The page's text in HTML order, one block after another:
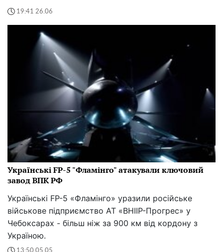
19:41 26.06
Українські FP-5 "Фламінго" атакували ключовий
завод ВПК РФ
Українські FP-5 «Фламінго» уразили російське
військове підприємство АТ «ВНІІР-Прогрес» у
Чебоксарах - більш ніж за 900 км від кордону з
Україною.
13:50 05.05